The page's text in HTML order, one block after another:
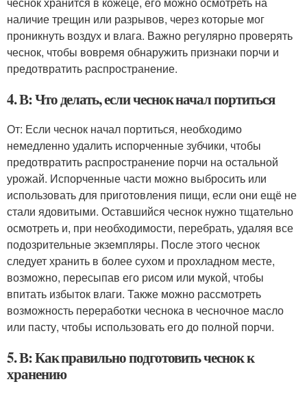
наличие трещин или разрывов, через которые мог
проникнуть воздух и влага. Важно регулярно проверять
чеснок, чтобы вовремя обнаружить признаки порчи и
предотвратить распространение.
4. В: Что делать, если чеснок начал портиться
От: Если чеснок начал портиться, необходимо
немедленно удалить испорченные зубчики, чтобы
предотвратить распространение порчи на остальной
урожай. Испорченные части можно выбросить или
использовать для приготовления пищи, если они ещё не
стали ядовитыми. Оставшийся чеснок нужно тщательно
осмотреть и, при необходимости, перебрать, удаляя все
подозрительные экземпляры. После этого чеснок
следует хранить в более сухом и прохладном месте,
возможно, пересыпав его рисом или мукой, чтобы
впитать избыток влаги. Также можно рассмотреть
возможность переработки чеснока в чесночное масло
или пасту, чтобы использовать его до полной порчи.
5. В: Как правильно подготовить чеснок к
хранению